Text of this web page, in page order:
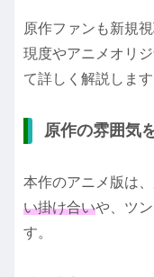
原作ファンも新規
現度やアニメオリ
て詳しく解説します
原作の雰囲気
本作のアニメ版は
い掛け合いや、ツ
す。